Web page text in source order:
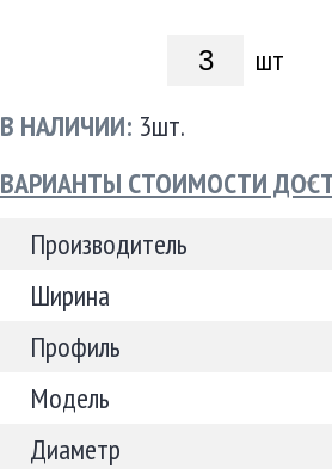
шт
В НАЛИЧИИ: 3шт.
ВАРИАНТЫ СТОИМОСТИ
Производитель
Ширина
Профиль
Модель
Диаметр